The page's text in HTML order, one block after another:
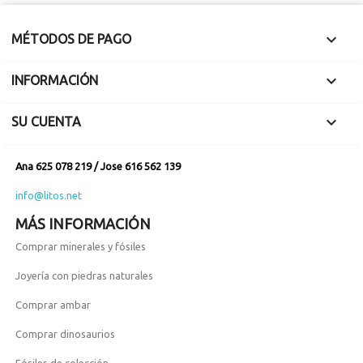
MÉTODOS DE PAGO 
INFORMACIÓN 
SU CUENTA 
Ana 625 078 219 / Jose 616 562 139
info@litos.net
MÁS INFORMACIÓN
Comprar minerales y fósiles
Joyería con piedras naturales
Comprar ambar
Comprar dinosaurios